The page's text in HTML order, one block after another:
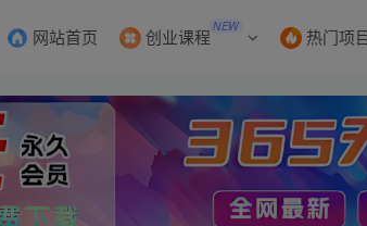
网站首页 创业课程 NEW 热门项